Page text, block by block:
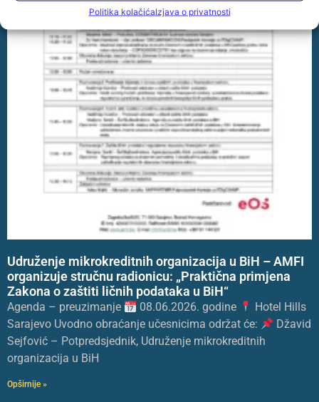
Politika kolačićaIzjava o privatnosti
Udruženje mikrokreditnih organizacija u BiH – AMFI
organizuje stručnu radionicu: „Praktična primjena
Zakona o zaštiti ličnih podataka u BiH“
Agenda – preuzimanje 08.06.2026. godine
Hotel Hills
Sarajevo Uvodno obraćanje učesnicima održat će:
Džavid
Sejfović – Potpredsjednik, Udruženje mikrokreditnih
organizacija u BiH
Opširnije »